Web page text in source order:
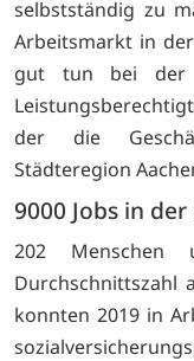
selbstständig zu
Arbeitsmarkt in
gut tun bei der
der die
Städteregion
9000 Jobs in der
202
Durchschnittszahl
konnten 2019 in